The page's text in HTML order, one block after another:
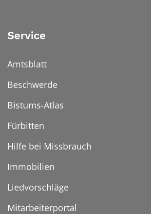
Service
Amtsblatt
Beschwerde
Bistums-Atlas
Fürbitten
Hilfe bei Missbrauch
Immobilien
Liedvorschläge
Mitarbeiterportal